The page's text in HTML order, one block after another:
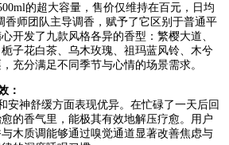
的超大容量，售价仅维持在百元，日均
香师团队主导调香，赋予了它区别于普通平
开发了九款风格各异的香型：繁樱大道、
子花白茶、乌木玫瑰、祖玛蓝风铃、木兮
充分满足不同季节与心情的场景需求。
：
安神舒缓方面表现优异。在忙碌了一天后回
的香气里，能极其有效地解压疗愈。用户
木质调能够通过嗅觉通道显著改善焦虑与